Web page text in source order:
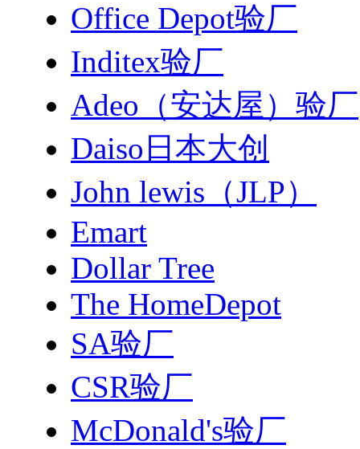
Office Depot验厂
Inditex验厂
Adeo（安达屋）验厂
Daiso日本大创
John lewis（JLP）
Emart
Dollar Tree
The HomeDepot
SA验厂
CSR验厂
McDonald's验厂